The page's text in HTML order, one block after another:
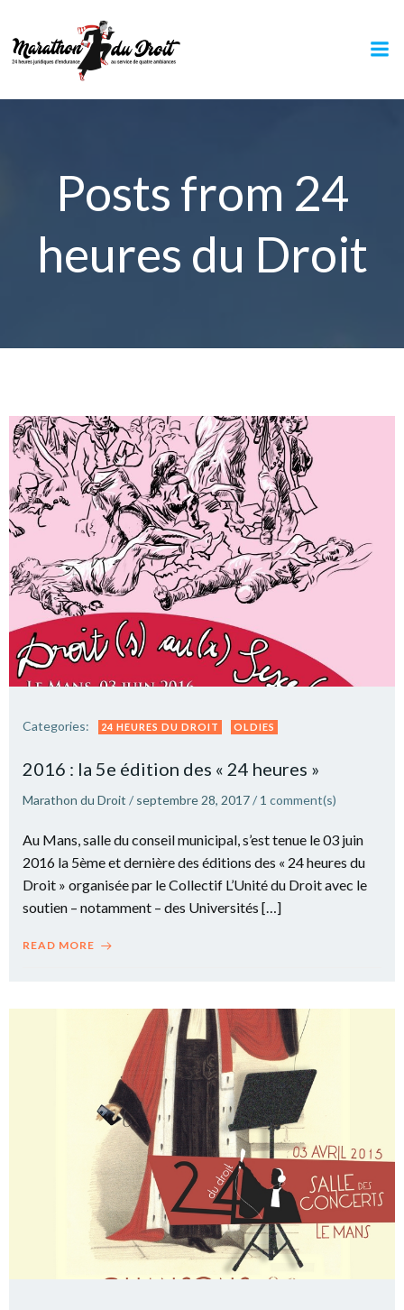
Posts from 24
heures du Droit
Categories: 24 HEURES DU DROIT OLDIES
2016 : la 5e édition des « 24 heures »
Marathon du Droit / septembre 28, 2017/ 1 comment(s)
Au Mans, salle du conseil municipal, s’est tenue le 03 juin
2016 la 5ème et dernière des éditions des « 24 heures du
Droit » organisée par le Collectif L’Unité du Droit avec le
soutien – notamment – des Universités […]
READ MORE